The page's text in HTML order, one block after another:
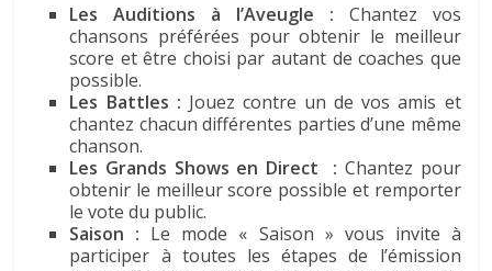
Les Auditions à l’Aveugle : Chantez vos
chansons préférées pour obtenir le meilleur
score et être choisi par autant de coaches que
possible.
Les Battles : Jouez contre un de vos amis et
chantez chacun différentes parties d’une même
chanson.
Les Grands Shows en Direct
: Chantez pour
obtenir le meilleur score possible et remporter
le vote du public.
Saison : Le mode « Saison » vous invite à
participer à toutes les étapes de l’émission